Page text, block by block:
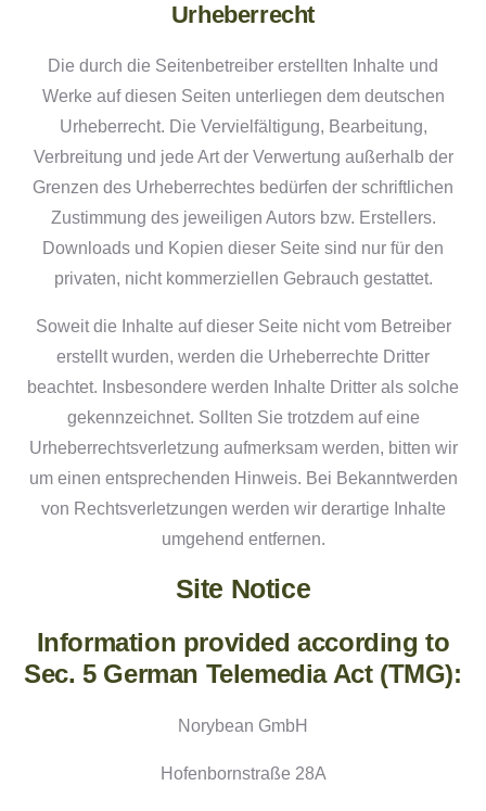
Urheberrecht
Die durch die Seitenbetreiber erstellten Inhalte und
Werke auf diesen Seiten unterliegen dem deutschen
Urheberrecht. Die Vervielfältigung, Bearbeitung,
Verbreitung und jede Art der Verwertung außerhalb der
Grenzen des Urheberrechtes bedürfen der schriftlichen
Zustimmung des jeweiligen Autors bzw. Erstellers.
Downloads und Kopien dieser Seite sind nur für den
privaten, nicht kommerziellen Gebrauch gestattet.
Soweit die Inhalte auf dieser Seite nicht vom Betreiber
erstellt wurden, werden die Urheberrechte Dritter
beachtet. Insbesondere werden Inhalte Dritter als solche
gekennzeichnet. Sollten Sie trotzdem auf eine
Urheberrechtsverletzung aufmerksam werden, bitten wir
um einen entsprechenden Hinweis. Bei Bekanntwerden
von Rechtsverletzungen werden wir derartige Inhalte
umgehend entfernen.
Site Notice
Information provided according to
Sec. 5 German Telemedia Act (TMG):
Norybean GmbH
Hofenbornstraße 28A